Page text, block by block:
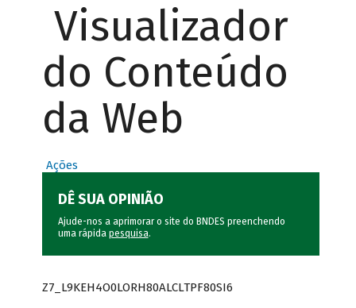
Visualizador
do Conteúdo
da Web
Ações
DÊ SUA OPINIÃO
Ajude-nos a aprimorar o site do BNDES preenchendo
uma rápida pesquisa.
Z7_L9KEH4O0LORH80ALCLTPF80SI6